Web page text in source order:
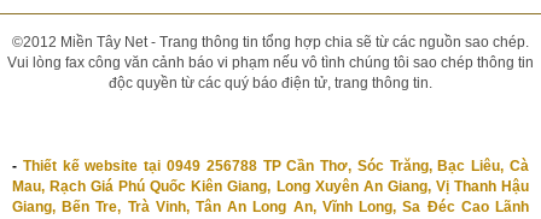
©2012 Miền Tây Net - Trang thông tin tổng hợp chia sẽ từ các nguồn sao chép.
Vui lòng fax công văn cảnh báo vi phạm nếu vô tình chúng tôi sao chép thông tin
độc quyền từ các quý báo điện tử, trang thông tin.
- Thiết kế website tại 0949 256788 TP Cần Thơ, Sóc Trăng, Bạc Liêu, Cà
Mau, Rạch Giá Phú Quốc Kiên Giang, Long Xuyên An Giang, Vị Thanh Hậu
Giang, Bến Tre, Trà Vinh, Tân An Long An, Vĩnh Long, Sa Đéc Cao Lãnh